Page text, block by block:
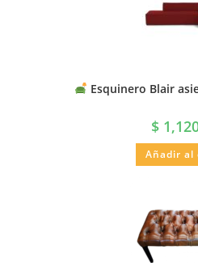
Esquinero Blair
$
Añadir al